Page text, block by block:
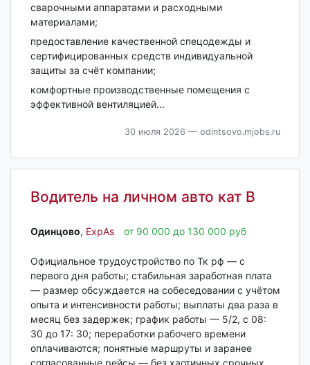
сварочными аппаратами и расходными
материалами;
предоставление качественной спецодежды и
сертифицированных средств индивидуальной
защиты за счёт компании;
комфортные производственные помещения с
эффективной вентиляцией...
30 июля 2026 — odintsovo.mjobs.ru
Водитель на личном авто кат В
Одинцово‎, ExpAs от 90 000 до 130 000 руб
Официальное трудоустройство по Тк рф — с
первого дня работы; стабильная заработная плата
— размер обсуждается на собеседовании с учётом
опыта и интенсивности работы; выплаты два раза в
месяц без задержек; график работы — 5/2, с 08:
30 до 17: 30; переработки рабочего времени
оплачиваются; понятные маршруты и заранее
согласованные рейсы — без хаотичных срочных